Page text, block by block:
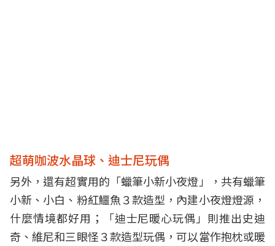
超萌咖波水晶球、迪士尼玩偶
另外，還有超實用的「蠟筆小新小夜燈」，共有蠟筆
小新、小白、粉紅鱷魚３款造型，內建小夜燈燈源，
什麼情境都好用；「迪士尼暖心玩偶」則推出史迪
奇、維尼和三眼怪３款造型玩偶，可以當作抱枕或暖